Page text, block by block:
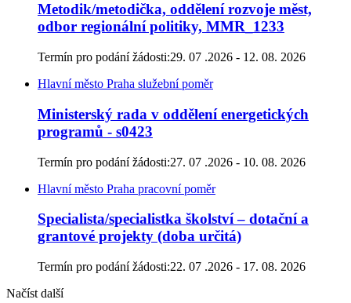
Metodik/metodička, oddělení rozvoje měst,
odbor regionální politiky, MMR_1233
Termín pro podání žádosti:29. 07 .2026 - 12. 08. 2026
Hlavní město Praha služební poměr
Ministerský rada v oddělení energetických
programů - s0423
Termín pro podání žádosti:27. 07 .2026 - 10. 08. 2026
Hlavní město Praha pracovní poměr
Specialista/specialistka školství – dotační a
grantové projekty (doba určitá)
Termín pro podání žádosti:22. 07 .2026 - 17. 08. 2026
Načíst další